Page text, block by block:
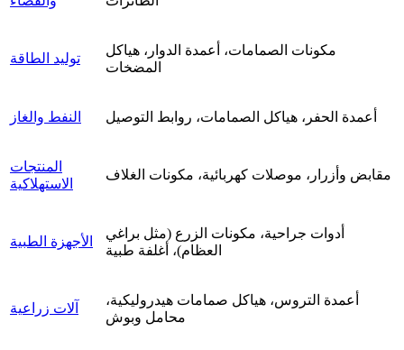
توليد الطاقة
مكونات الصمامات، أعمدة الدوار، هياكل
المضخات
النفط والغاز أعمدة الحفر، هياكل الصمامات، روابط التوصيل
المنتجات
الاستهلاكية
مقابض وأزرار، موصلات كهربائية، مكونات الغلاف
الأجهزة الطبية
أدوات جراحية، مكونات الزرع (مثل براغي
العظام)، أغلفة طبية
آلات زراعية
أعمدة التروس، هياكل صمامات هيدروليكية،
محامل وبوش